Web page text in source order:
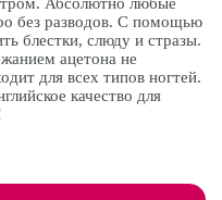
без разводов. С помощью
блестки, слюду и стразы.
ацетона не
для всех типов ногтей.
качество для